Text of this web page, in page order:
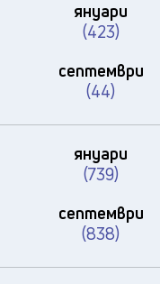
януари
(423)
септември
(44)
януари
(739)
септември
(838)